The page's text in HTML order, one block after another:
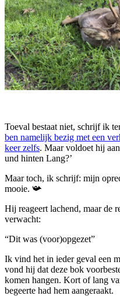
Toeval bestaat niet, schrijf ik
ben namelijk bezig met een
keer zelfs. Maar voldoet hij
und hinten Lang?’
Maar toch, ik schrijf: mijn
mooie. 📯
Hij reageert lachend, maar de
verwacht:
“Dit was (voor)opgezet”
Ik vind het in ieder geval een
vond hij dat deze bok
komen hangen. Kort of lang
begeerte had hem aangeraakt.